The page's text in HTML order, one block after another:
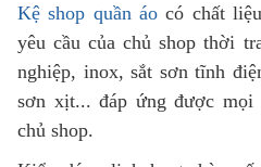
Kệ shop quần áo có chất
yêu cầu của chủ shop thời
nghiệp, inox, sắt sơn tĩnh
sơn xịt... đáp ứng được mọi
chủ shop.